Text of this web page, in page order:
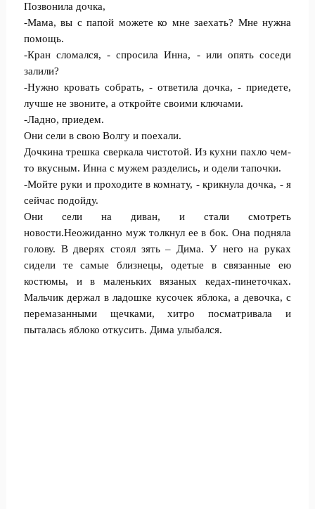
Позвонила дочка,
-Мама, вы с папой можете ко мне заехать? Мне нужна
помощь.
-Кран сломался, - спросила Инна, - или опять соседи
залили?
-Нужно кровать собрать, - ответила дочка, - приедете,
лучше не звоните, а откройте своими ключами.
-Ладно, приедем.
Они сели в свою Волгу и поехали.
Дочкина трешка сверкала чистотой. Из кухни пахло чем-
то вкусным. Инна с мужем разделись, и одели тапочки.
-Мойте руки и проходите в комнату, - крикнула дочка, - я
сейчас подойду.
Они сели на диван, и стали смотреть
новости.Неожиданно муж толкнул ее в бок. Она подняла
голову. В дверях стоял зять – Дима. У него на руках
сидели те самые близнецы, одетые в связанные ею
костюмы, и в маленьких вязаных кедах-пинеточках.
Мальчик держал в ладошке кусочек яблока, а девочка, с
перемазанными щечками, хитро посматривала и
пыталась яблоко откусить. Дима улыбался.